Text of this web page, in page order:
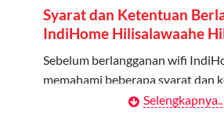
Bagikan Kuota: Setelah terdaftar,
menggunakan kuota keluarga.
Pantau Penggunaan: Admin
kuota melalui aplikasi
Syarat dan Ketentuan
IndiHome Hilisalawaahe
Sebelum berlangganan wifi
memahami beberapa syarat dan
Selengkapnya..